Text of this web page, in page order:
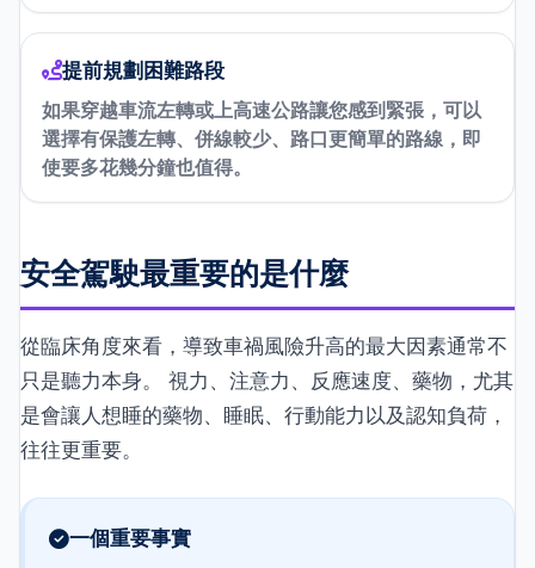
提前規劃困難路段
如果穿越車流左轉或上高速公路讓您感到緊張，可以
選擇有保護左轉、併線較少、路口更簡單的路線，即
使要多花幾分鐘也值得。
安全駕駛最重要的是什麼
從臨床角度來看，導致車禍風險升高的最大因素通常不
只是聽力本身。 視力、注意力、反應速度、藥物，尤其
是會讓人想睡的藥物、睡眠、行動能力以及認知負荷，
往往更重要。
一個重要事實